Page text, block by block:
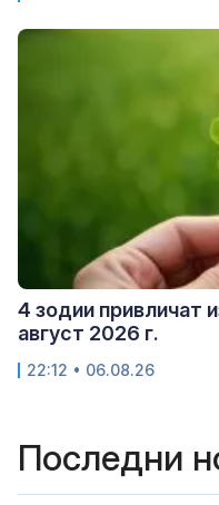
4 зодии привличат
август 2026 г.
22:12 • 06.08.26
Последни